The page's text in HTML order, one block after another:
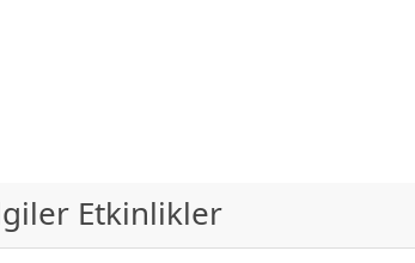
Etkinlikler